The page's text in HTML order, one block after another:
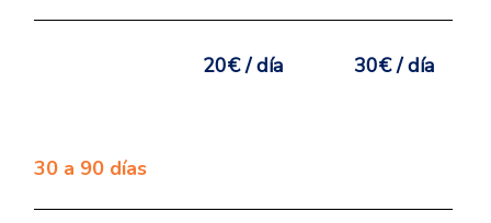
30 a 90 días
20€ / día 30€ / día